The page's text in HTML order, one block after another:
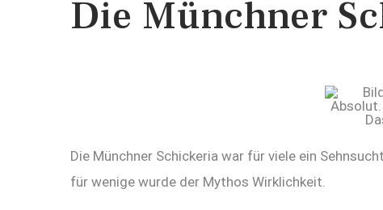
Die Münchner
Die Münchner Schickeria war für viele ein
für wenige wurde der Mythos Wirklichkeit.